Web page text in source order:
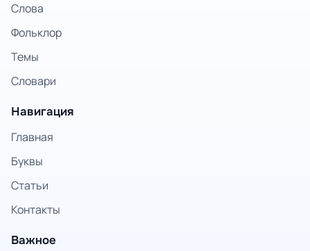
Слова
Фольклор
Темы
Словари
Навигация
Главная
Буквы
Статьи
Контакты
Важное